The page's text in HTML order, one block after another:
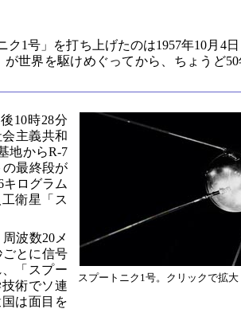
ク1号」を打ち上げたのは1957年10月4
世界を駆けめぐってから、ちょうど50
スプートニク1号。クリックで拡大
10時28分
主義共和
地からR-7
の最終段が
キログラム
衛星「ス
波数20メ
ごとに信号
「スプー
術でソ連
は面目を